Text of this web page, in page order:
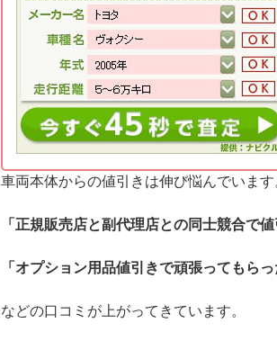
車両本体からの値引きは伸び悩んでいます
「正規販売店と副代理店との同士競合で値
「オプション用品値引きで頑張ってもらっ
などの口コミが上がってきています。